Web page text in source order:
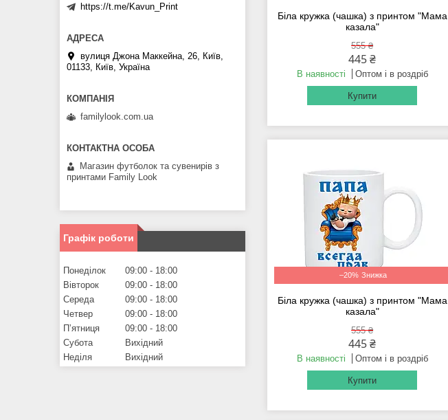
Біла кружка (чашка) з принтом "Мама
казала"
555 ₴
445 ₴
В наявності Оптом і в роздріб
Купити
–20%
Біла кружка (чашка) з принтом "Мама
казала"
555 ₴
445 ₴
В наявності Оптом і в роздріб
Купити
https://t.me/Kavun_Print
вулиця Джона Маккейна, 26, Київ,
01133, Київ, Україна
familylook.com.ua
Магазин футболок та сувенирів з
принтами Family Look
Графік роботи
Понеділок 09:00
18:00
Вівторок
09:00
18:00
Середа
09:00
18:00
Четвер
09:00
18:00
Пʼятниця
09:00
18:00
Субота
Вихідний
Неділя
Вихідний